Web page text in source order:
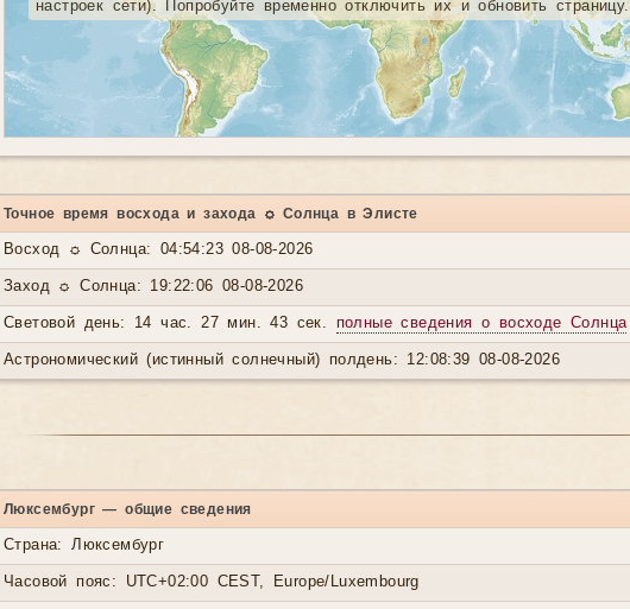
настроек сети). Попробуйте временно отключить их и обновить страницу.
Точное время восхода и захода ☼ Солнца в Элисте
Восход ☼ Солнца: 04:54:23 08-08-2026
Заход ☼ Солнца: 19:22:06 08-08-2026
Световой день: 14 час. 27 мин. 43 сек. полные сведения о восходе Солнца
Астрономический (истинный солнечный) полдень: 12:08:39 08-08-2026
Люксембург — общие сведения
Страна: Люксембург
Часовой пояс: UTC+02:00 CEST, Europe/Luxembourg